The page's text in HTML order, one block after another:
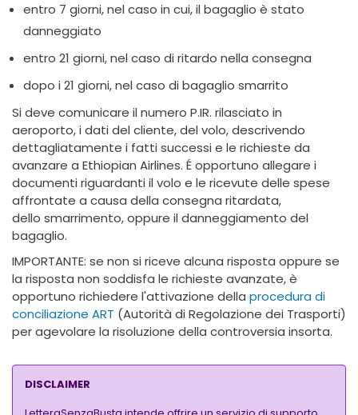
entro 7 giorni, nel caso in cui, il bagaglio è stato
danneggiato
entro 21 giorni, nel caso di ritardo nella consegna
dopo i 21 giorni, nel caso di bagaglio smarrito
Si deve comunicare il numero P.IR. rilasciato in
aeroporto, i dati del cliente, del volo, descrivendo
dettagliatamente i fatti successi e le richieste da
avanzare a Ethiopian Airlines. É opportuno allegare i
documenti riguardanti il volo e le ricevute delle spese
affrontate a causa della consegna ritardata,
dello smarrimento, oppure il danneggiamento del
bagaglio.
IMPORTANTE: se non si riceve alcuna risposta oppure se
la risposta non soddisfa le richieste avanzate, è
opportuno richiedere l'attivazione della procedura di
conciliazione ART (Autorità di Regolazione dei Trasporti)
per agevolare la risoluzione della controversia insorta.
DISCLAIMER